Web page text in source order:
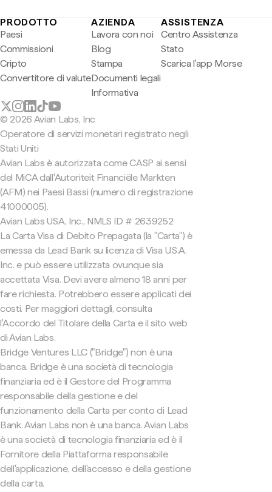
PRODOTTO
Paesi
Commissioni
Cripto
Convertitore di valute
AZIENDA
Lavora con noi
Blog
Stampa
Documenti legali
Informativa
ASSISTENZA
Centro Assistenza
Stato
Scarica l'app Morse
© 2026 Avian Labs, Inc
Operatore di servizi monetari registrato negli
Stati Uniti
Avian Labs è autorizzata come CASP ai sensi
del MiCA dall'Autoriteit Financiële Markten
(AFM) nei Paesi Bassi (numero di registrazione
41000005).
Avian Labs USA, Inc., NMLS ID # 2639252
La Carta Visa di Debito Prepagata (la "Carta") è
emessa da Lead Bank su licenza di Visa U.S.A.
Inc. e può essere utilizzata ovunque sia
accettata Visa. Devi avere almeno 18 anni per
fare richiesta. Potrebbero essere applicati dei
costi. Per maggiori dettagli, consulta
l'Accordo del Titolare della Carta e il sito web
di Avian Labs.
Bridge Ventures LLC ("Bridge") non è una
banca. Bridge è una società di tecnologia
finanziaria ed è il Gestore del Programma
responsabile della gestione e del
funzionamento della Carta per conto di Lead
Bank. Avian Labs non è una banca. Avian Labs
è una società di tecnologia finanziaria ed è il
Fornitore della Piattaforma responsabile
dell'applicazione, dell'accesso e della gestione
della carta.